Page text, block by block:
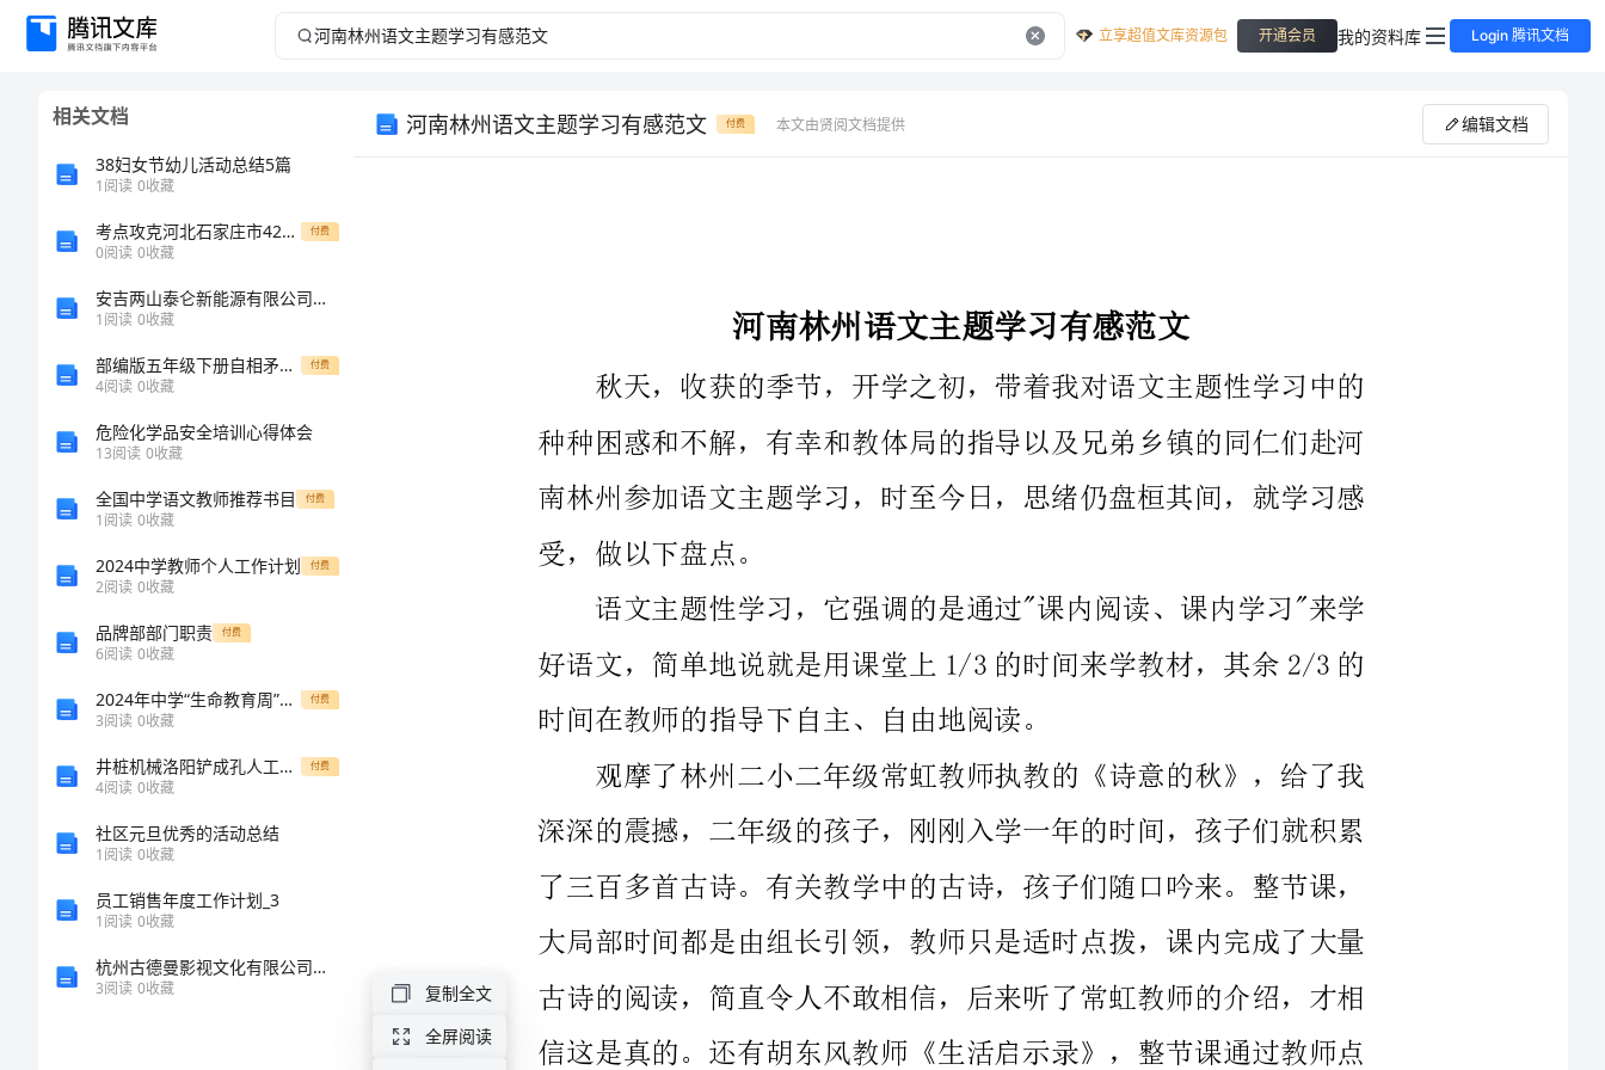
河
立享超值文库资源包 开通会员 我的资料库 Login 腾讯文档
相关文档
38妇女节幼儿活动总结5篇
1阅读 0收藏
考点攻克河北石家庄市42中物理八年级下册常见的光学仪器单元测评试卷（详解版） 付费
0阅读 0收藏
安吉两山泰仑新能源有限公司介绍企业发展分析报告
1阅读 0收藏
部编版五年级下册自相矛盾教案 付费
4阅读 0收藏
危险化学品安全培训心得体会
13阅读 0收藏
全国中学语文教师推荐书目 付费
1阅读 0收藏
2024中学教师个人工作计划 付费
2阅读 0收藏
品牌部部门职责 付费
6阅读 0收藏
2024年中学“生命教育周”主题活动方案 付费
3阅读 0收藏
井桩机械洛阳铲成孔人工清(扩)底施工专项方案 付费
4阅读 0收藏
社区元旦优秀的活动总结
1阅读 0收藏
员工销售年度工作计划_3
1阅读 0收藏
杭州古德曼影视文化有限公司介绍企业发展分析报告
3阅读 0收藏
河南林州语文主题学习有感范文 付费 本文由贤阅文档提供 编辑文档
了"整体预习"的流程。
通过三节课的观摩以及和教师的交流，使我对语文主题学习有
了进一步的理解。首先，语文主题学习是"课内海量阅读、课内自主
种种困惑和不解，有幸和教体局的指导以及兄弟乡镇的同仁们赴河
南林州参加语文主题学习，时至今日，思绪仍盘桓其间，就学习感
受，做以下盘点。
好语文，简单地说就是用课堂上1/3的时间来学教材，其余2/3的
观摩了林州二小二年级常虹教师执教的《诗意的秋》，给了我
深深的震撼，二年级的孩子，刚刚入学一年的时间，孩子们就积累
古诗的阅读，简直令人不敢相信，后来听了常虹教师的介绍，才相
信这是真的。还有胡东风教师《生活启示录》，整节课通过教师点
复制全文
全屏阅读